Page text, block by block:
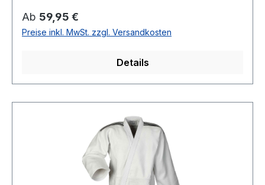
Regulärer Preis:
Ab 59,95 €
Preise inkl. MwSt. zzgl. Versandkosten
Details